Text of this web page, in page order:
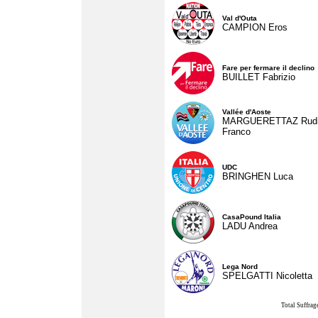
Val d'Outa
CAMPION Eros
Fare per fermare il declino
BUILLET Fabrizio
Vallée d'Aoste
MARGUERETTAZ
Franco
UDC
BRINGHEN Luca
CasaPound Italia
LADU Andrea
Lega Nord
SPELGATTI Nicoletta
Total